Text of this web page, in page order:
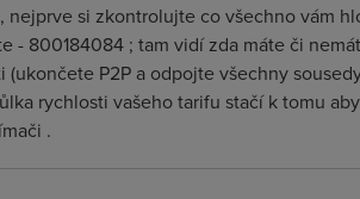
si zkontrolujte co všechno vám
800184084 ; tam vidí zda máte či
P2P a odpojte všechny
rychlosti vašeho tarifu stačí k tomu
.